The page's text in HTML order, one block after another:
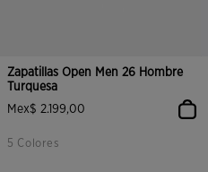
Zapatillas Open Men 26 Hombre
Turquesa
Mex$ 2.199,00
5 Colores